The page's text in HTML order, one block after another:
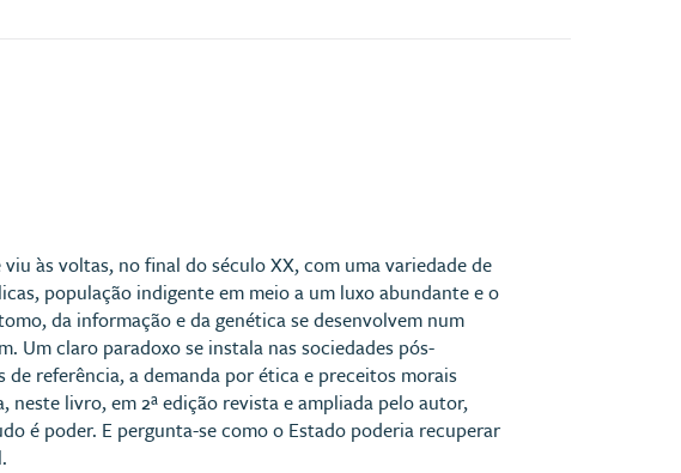
às voltas, no final do século XX, com uma variedade de
população indigente em meio a um luxo abundante e o
da informação e da genética se desenvolvem num
Um claro paradoxo se instala nas sociedades pós-
referência, a demanda por ética e preceitos morais
livro, em 2ª edição revista e ampliada pelo autor,
é poder. E pergunta-se como o Estado poderia recuperar